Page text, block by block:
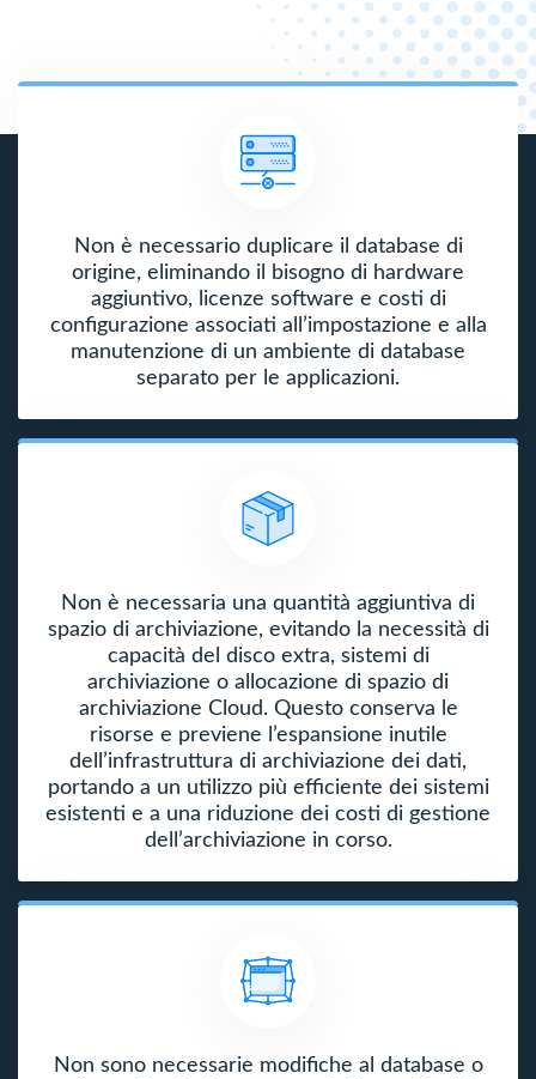
Non è necessario duplicare il database di
origine, eliminando il bisogno di hardware
aggiuntivo, licenze software e costi di
configurazione associati all’impostazione e alla
manutenzione di un ambiente di database
separato per le applicazioni.
Non è necessaria una quantità aggiuntiva di
spazio di archiviazione, evitando la necessità di
capacità del disco extra, sistemi di
archiviazione o allocazione di spazio di
archiviazione Cloud. Questo conserva le
risorse e previene l’espansione inutile
dell’infrastruttura di archiviazione dei dati,
portando a un utilizzo più efficiente dei sistemi
esistenti e a una riduzione dei costi di gestione
dell’archiviazione in corso.
Non sono necessarie modifiche al database o